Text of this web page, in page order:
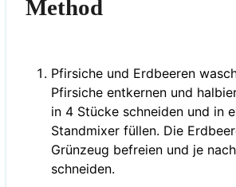
Method
Pfirsiche und Erdbeeren
Pfirsiche entkernen und
in 4 Stücke schneiden und in
Standmixer füllen. Die
Grünzeug befreien und je
schneiden.